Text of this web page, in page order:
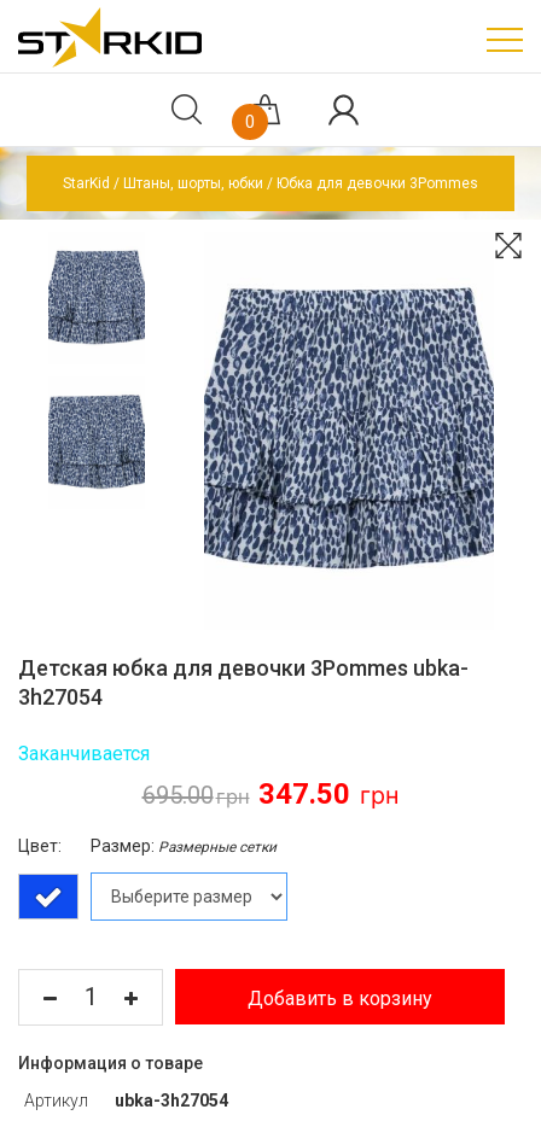
0
StarKid Штаны, шорты, юбки Юбка для девочки 3Pommes
Детская юбка для девочки 3Pommes ubka-
3h27054
Заканчивается
695.00 347.50
Цвет: Размер: Размерные сетки
Добавить в корзину
Информация о товаре
Артикул
ubka-3h27054